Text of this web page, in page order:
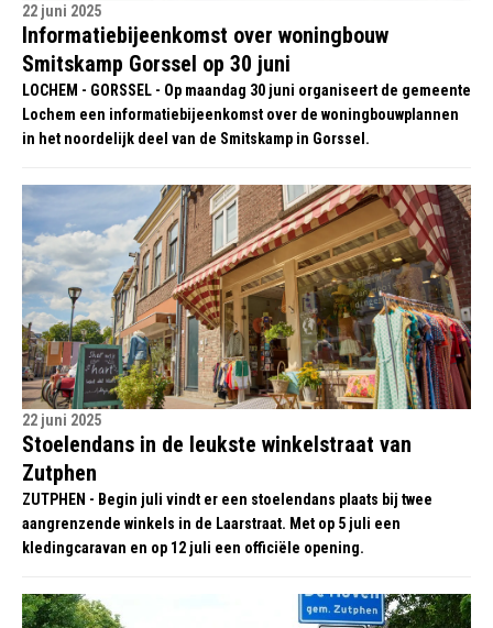
22 juni 2025
Informatiebijeenkomst over woningbouw
Smitskamp Gorssel op 30 juni
LOCHEM - GORSSEL - Op maandag 30 juni organiseert de gemeente
Lochem een informatiebijeenkomst over de woningbouwplannen
in het noordelijk deel van de Smitskamp in Gorssel.
22 juni 2025
Stoelendans in de leukste winkelstraat van
Zutphen
ZUTPHEN - Begin juli vindt er een stoelendans plaats bij twee
aangrenzende winkels in de Laarstraat. Met op 5 juli een
kledingcaravan en op 12 juli een officiële opening.